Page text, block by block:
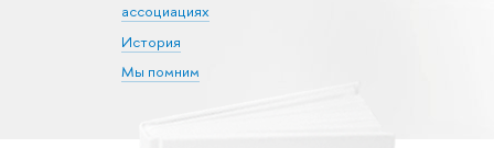
ассоциациях
История
Мы помним